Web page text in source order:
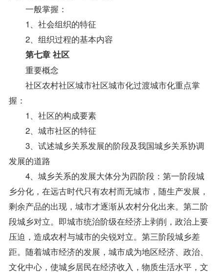
一般掌握：
1、社会组织的特征
2、组织过程的基本内容
第七章 社区
重要概念
社区农村社区城市社区城市化过渡城市化重点掌
握：
1、社区的构成要素
2、城市社区的特征
3、试述城乡关系发展的阶段及我国城乡关系协调
发展的道路
4、城乡关系的发展大体分为四阶段：第一阶段城
乡分化，在远古时代只有农村而无城市，随生产发展，
剩余产品的出现，城市才逐渐从农村分化出来。第二阶
段城乡对立。即城市统治阶级在经济上剥削，政治上要
压迫，造成农村与城市的尖锐对立。第三阶段城乡差
距。随着城市经济的发展，城市成为地区经济、政治、
文化中心，使城乡居民在经济收入，物质生活水平，文